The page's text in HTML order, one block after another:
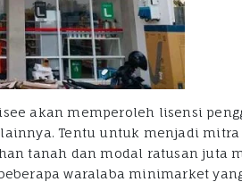
akan memperoleh lisensi
Tentu untuk menjadi mitra
tanah dan modal ratusan juta
waralaba minimarket